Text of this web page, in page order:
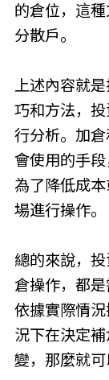
的倉位，這
分散戶。
上述內容就
巧和方法，
行分析。加
會使用的手
為了降低成
場進行操作。
總的來說，
倉操作，都
依據實際情
況下在決定
變，那麼就可